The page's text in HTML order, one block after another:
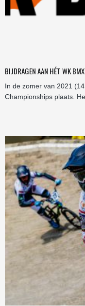
BIJDRAGEN AAN HÉT WK
In de zomer van 2021
Championships plaats.